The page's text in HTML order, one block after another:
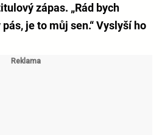
zápas. „Rád bych
je to můj sen.“ Vyslyší ho